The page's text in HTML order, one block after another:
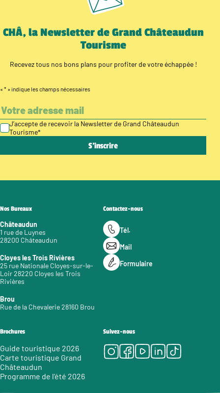
CHÂ, la Newsletter de Grand Châteaudun
Tourisme
Recevez tous nos bons plans pour profiter de votre échappée !
« * » indique les champs nécessaires
J’accepte de recevoir la Newsletter de Grand Châteaudun
Tourisme*
Nos Bureaux
Châteaudun
1 rue de Luynes
28200 Châteaudun
Cloyes les Trois Rivières
25 rue Nationale Cloyes-sur-le-
Loir 28220 Cloyes les Trois
Rivières
Brou
Rue de la Chevalerie 28160 Brou
Contactez-nous
Tél.
Mail
Formulaire
Brochures
Guide touristique 2026
Carte touristique Grand
Châteaudun
Programme de l’été 2026
Suivez-nous
Instagram
Facebook
Youtube
LinkedIn
Tiktok